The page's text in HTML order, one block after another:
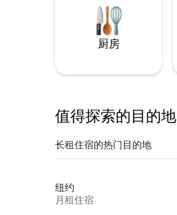
厨房
值得探索的目的地
长租住宿的热门目的地
纽约
月租住宿